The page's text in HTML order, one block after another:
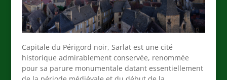
Capitale du Périgord noir, Sarlat est une cité
historique admirablement conservée, renommée
pour sa parure monumentale datant essentiellement